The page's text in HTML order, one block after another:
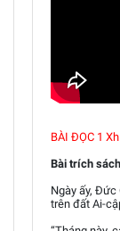
BÀI ĐỌC 1
Bài trích
Ngày ấy, Đức
trên đất Ai-